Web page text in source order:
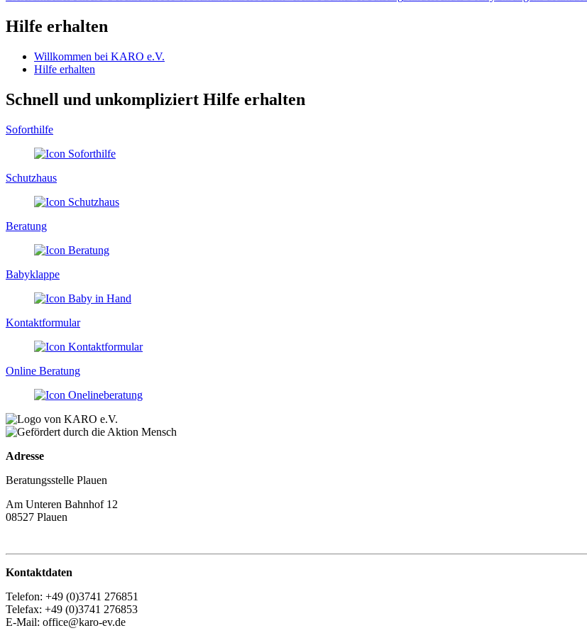
Hilfe erhalten
Willkommen bei KARO e.V.
Hilfe erhalten
Schnell und unkompliziert Hilfe erhalten
Soforthilfe
Schutzhaus
Beratung
Babyklappe
Kontaktformular
Online Beratung
Adresse
Beratungsstelle Plauen
Am Unteren Bahnhof 12
08527 Plauen
Kontaktdaten
Telefon: +49 (0)3741 276851
Telefax: +49 (0)3741 276853
E-Mail: office@karo-ev.de